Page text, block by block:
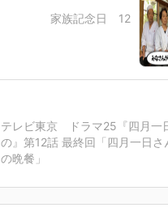
家族記念日 12
テレビ東京 ドラマ25『四月一
の』第12話 最終回「四月一日さ
の晩餐」